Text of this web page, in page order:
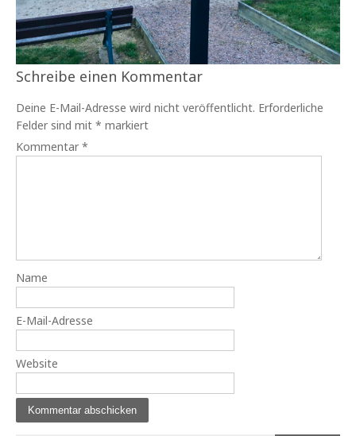
Schreibe einen Kommentar
Deine E-Mail-Adresse wird nicht veröffentlicht. Erforderliche
Felder sind mit * markiert
Kommentar *
Name
E-Mail-Adresse
Website